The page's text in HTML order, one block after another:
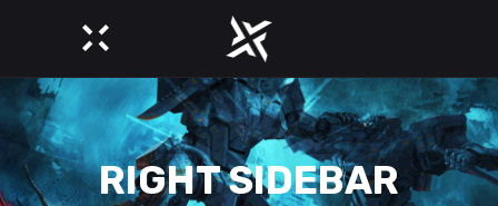
RIGHT SIDEBAR